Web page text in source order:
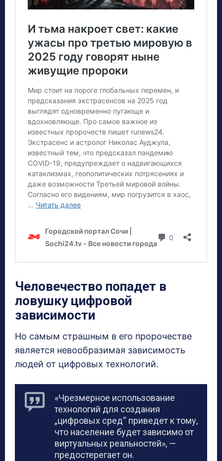
Человечество попадет в
ловушку цифровой
зависимости
Но самым страшным в его пророчестве
является невообразимая зависимость
людей от цифровых технологий.
«Чрезмерное использование
технологий для создания
„цифровых сред“ приведет к тому,
что население будет зависимо от
виртуальных реальностей», —
предостерегает он.